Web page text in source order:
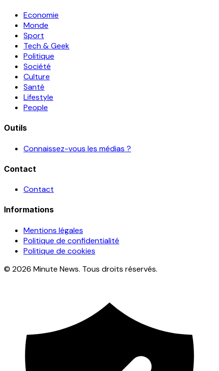
Economie
Monde
Sport
Tech & Geek
Politique
Société
Culture
Santé
Lifestyle
People
Outils
Connaissez-vous les médias ?
Contact
Contact
Informations
Mentions légales
Politique de confidentialité
Politique de cookies
© 2026 Minute News. Tous droits réservés.